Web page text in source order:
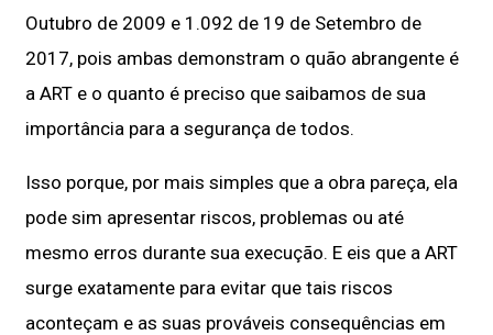
Outubro de 2009 e 1.092 de 19 de Setembro de
2017, pois ambas demonstram o quão abrangente é
a ART e o quanto é preciso que saibamos de sua
importância para a segurança de todos.
Isso porque, por mais simples que a obra pareça, ela
pode sim apresentar riscos, problemas ou até
mesmo erros durante sua execução. E eis que a ART
surge exatamente para evitar que tais riscos
aconteçam e as suas prováveis consequências em